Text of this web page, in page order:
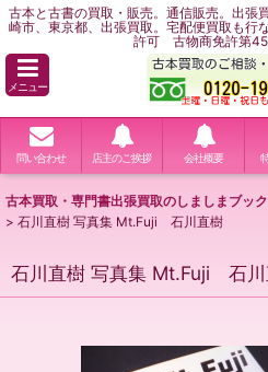
古本と古書の買取・販売。通信販売。出張
崎市、東京都、出張買取。宅配便買取も行
許可 古物商免許第
メニュー
問い合わせ 店主のご挨拶 会社概要
古本買取・専門書出張買取のしましまブッ
> 石川直樹 写真集 Mt.Fuji 石川直樹
石川直樹 写真集 Mt.Fuji 石